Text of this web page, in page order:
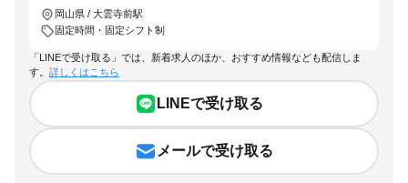
岡山県 / 大雲寺前駅
固定時間・固定シフト制
「LINEで受け取る」では、新着求人のほか、おすすめ情報なども配信しま
す。 詳しくはこちら
LINEで受け取る
メールで受け取る